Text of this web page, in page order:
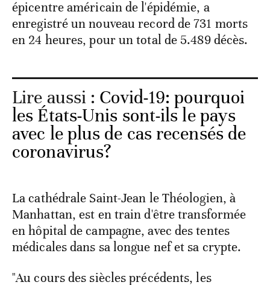
épicentre américain de l'épidémie, a
enregistré un nouveau record de 731 morts
en 24 heures, pour un total de 5.489 décès.
Lire aussi : Covid-19: pourquoi
les États-Unis sont-ils le pays
avec le plus de cas recensés de
coronavirus?
La cathédrale Saint-Jean le Théologien, à
Manhattan, est en train d'être transformée
en hôpital de campagne, avec des tentes
médicales dans sa longue nef et sa crypte.
"Au cours des siècles précédents, les